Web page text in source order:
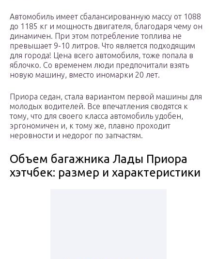
Автомобиль имеет сбалансированную массу от 1088
до 1185 кг и мощность двигателя, благодаря чему он
динамичен. При этом потребление топлива не
превышает 9-10 литров. Что является подходящим
для города! Цена всего автомобиля, тоже попала в
яблочко. Со временем люди предпочитали взять
новую машину, вместо иномарки 20 лет.
Приора седан, стала вариантом первой машины для
молодых водителей. Все впечатления сводятся к
тому, что для своего класса автомобиль удобен,
эргономичен и, к тому же, плавно проходит
неровности и недорог по запчастям.
Объем багажника Лады Приора
хэтчбек: размер и характеристики